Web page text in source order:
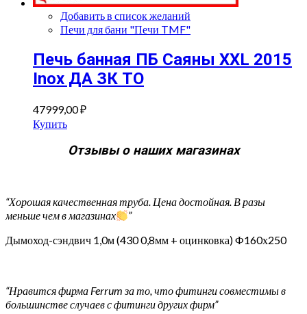
Добавить в список желаний
Печи для бани "Печи TMF"
Печь банная ПБ Саяны XXL 2015
Inox ДА ЗК ТО
47999,00₽
Купить
Отзывы о наших магазинах
“Хорошая качественная труба. Цена достойная. В разы
меньше чем в магазинах
”
Дымоход-сэндвич 1,0м (430 0,8мм + оцинковка) Ф160х250
“Нравится фирма Ferrum за то, что фитинги совместимы в
большинстве случаев с фитинги других фирм”